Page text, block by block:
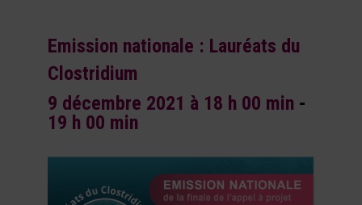
Emission nationale : Lauréats du
Clostridium
9 décembre 2021 à 18 h 00 min -
19 h 00 min